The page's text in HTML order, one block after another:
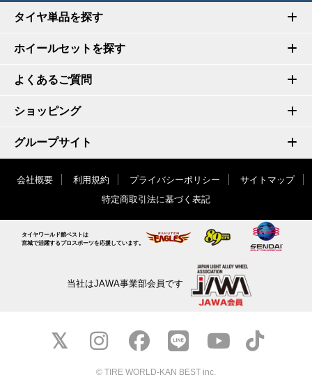
タイヤ単品を探す
ホイールセットを探す
よくあるご質問
ショッピング
グループサイト
会社概要 利用規約 プライバシーポリシー
サイトマップ
特定商取引法に基づく表記
タイヤワールド館ベストは
宮城で活躍するプロスポーツを応援しています。
当社はJAWA事業部会員です
© TIRE WORLD-KAN BEST inc.